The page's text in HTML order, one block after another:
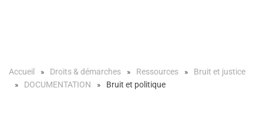
Accueil Droits & démarches Ressources
Bruit et justice
DOCUMENTATION
Bruit et politique